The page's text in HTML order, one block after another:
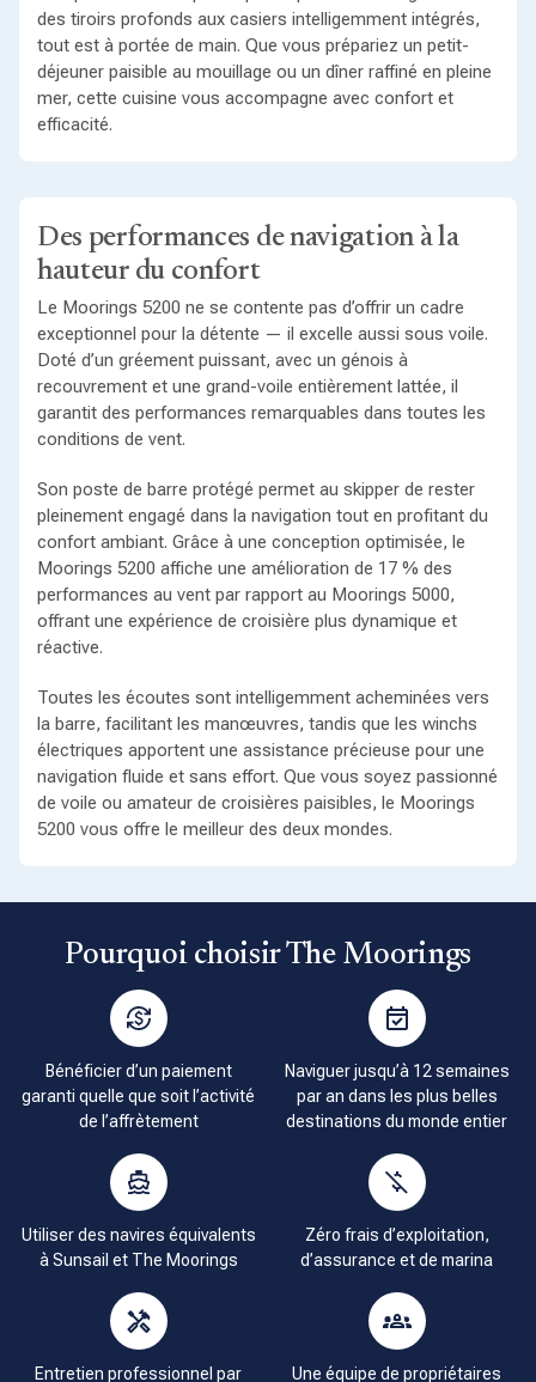
des tiroirs profonds aux casiers intelligemment intégrés,
tout est à portée de main. Que vous prépariez un petit-
déjeuner paisible au mouillage ou un dîner raffiné en pleine
mer, cette cuisine vous accompagne avec confort et
efficacité.
Des performances de navigation à la
hauteur du confort
Le Moorings 5200 ne se contente pas d’offrir un cadre
exceptionnel pour la détente — il excelle aussi sous voile.
Doté d’un gréement puissant, avec un génois à
recouvrement et une grand-voile entièrement lattée, il
garantit des performances remarquables dans toutes les
conditions de vent.
Son poste de barre protégé permet au skipper de rester
pleinement engagé dans la navigation tout en profitant du
confort ambiant. Grâce à une conception optimisée, le
Moorings 5200 affiche une amélioration de 17 % des
performances au vent par rapport au Moorings 5000,
offrant une expérience de croisière plus dynamique et
réactive.
Toutes les écoutes sont intelligemment acheminées vers
la barre, facilitant les manœuvres, tandis que les winchs
électriques apportent une assistance précieuse pour une
navigation fluide et sans effort. Que vous soyez passionné
de voile ou amateur de croisières paisibles, le Moorings
5200 vous offre le meilleur des deux mondes.
Pourquoi choisir The Moorings
Bénéficier d’un paiement
garanti quelle que soit l’activité
de l’affrètement
Naviguer jusqu’à 12 semaines
par an dans les plus belles
destinations du monde entier
Utiliser des navires équivalents
à Sunsail et The Moorings
Zéro frais d’exploitation,
d’assurance et de marina
Entretien professionnel par
Une équipe de propriétaires